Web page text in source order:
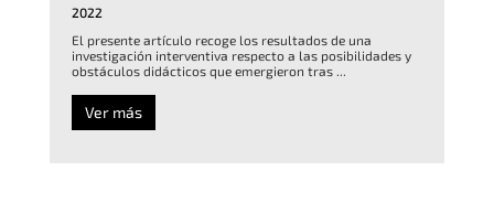
2022
El presente artículo recoge los resultados de una
investigación interventiva respecto a las posibilidades y
obstáculos didácticos que emergieron tras ...
Ver más